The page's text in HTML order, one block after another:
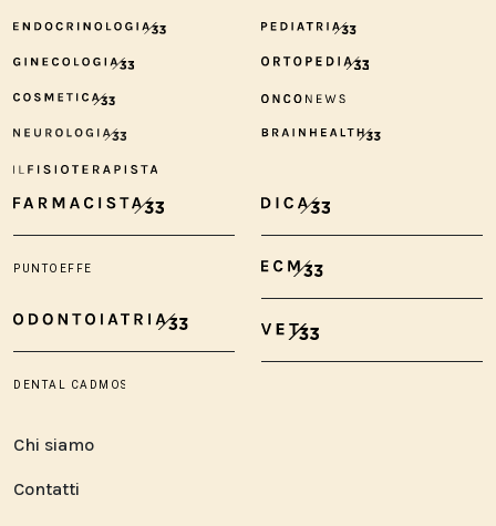
Chi siamo
Contatti